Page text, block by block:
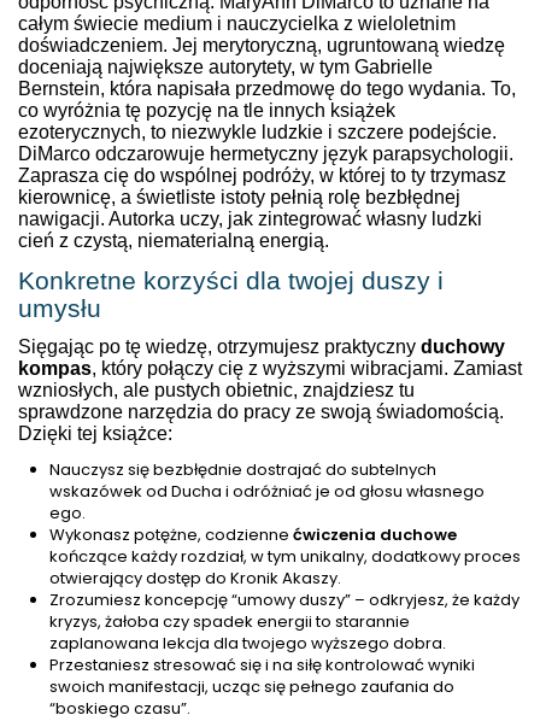
całym świecie medium i nauczycielka z wieloletnim
doświadczeniem. Jej merytoryczną, ugruntowaną wiedzę
doceniają największe autorytety, w tym Gabrielle
Bernstein, która napisała przedmowę do tego wydania. To,
co wyróżnia tę pozycję na tle innych książek
ezoterycznych, to niezwykle ludzkie i szczere podejście.
DiMarco odczarowuje hermetyczny język parapsychologii.
Zaprasza cię do wspólnej podróży, w której to ty trzymasz
kierownicę, a świetliste istoty pełnią rolę bezbłędnej
nawigacji. Autorka uczy, jak zintegrować własny ludzki
cień z czystą, niematerialną energią.
Konkretne korzyści dla twojej duszy i
umysłu
Sięgając po tę wiedzę, otrzymujesz praktyczny duchowy
kompas, który połączy cię z wyższymi wibracjami. Zamiast
wzniosłych, ale pustych obietnic, znajdziesz tu
sprawdzone narzędzia do pracy ze swoją świadomością.
Dzięki tej książce:
Nauczysz się bezbłędnie dostrajać do subtelnych
wskazówek od Ducha i odróżniać je od głosu własnego
ego.
Wykonasz potężne, codzienne ćwiczenia duchowe
kończące każdy rozdział, w tym unikalny, dodatkowy proces
otwierający dostęp do Kronik Akaszy.
Zrozumiesz koncepcję “umowy duszy” – odkryjesz, że każdy
kryzys, żałoba czy spadek energii to starannie
zaplanowana lekcja dla twojego wyższego dobra.
Przestaniesz stresować się i na siłę kontrolować wyniki
swoich manifestacji, ucząc się pełnego zaufania do
“boskiego czasu”.